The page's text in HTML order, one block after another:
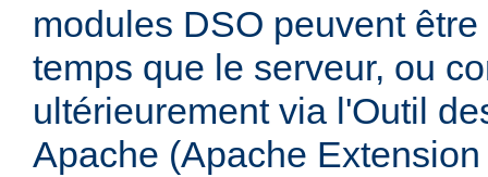
modules DSO peuvent
temps que le serveur, ou
ultérieurement via l'Outil
Apache (Apache